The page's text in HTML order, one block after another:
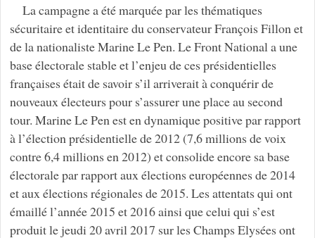
La campagne a été marquée par les thématiques
sécuritaire et identitaire du conservateur François Fillon et
de la nationaliste Marine Le Pen. Le Front National a une
base électorale stable et l’enjeu de ces présidentielles
françaises était de savoir s’il arriverait à conquérir de
nouveaux électeurs pour s’assurer une place au second
tour. Marine Le Pen est en dynamique positive par rapport
à l’élection présidentielle de 2012 (7,6 millions de voix
contre 6,4 millions en 2012) et consolide encore sa base
électorale par rapport aux élections européennes de 2014
et aux élections régionales de 2015. Les attentats qui ont
émaillé l’année 2015 et 2016 ainsi que celui qui s’est
produit le jeudi 20 avril 2017 sur les Champs Elysées ont